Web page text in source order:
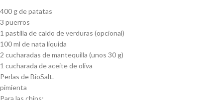
400 g de patatas
3 puerros
1 pastilla de caldo de verduras (opcional)
100 ml de nata líquida
2 cucharadas de mantequilla (unos 30 g)
1 cucharada de aceite de oliva
Perlas de BioSalt.
pimienta
Para las chips: